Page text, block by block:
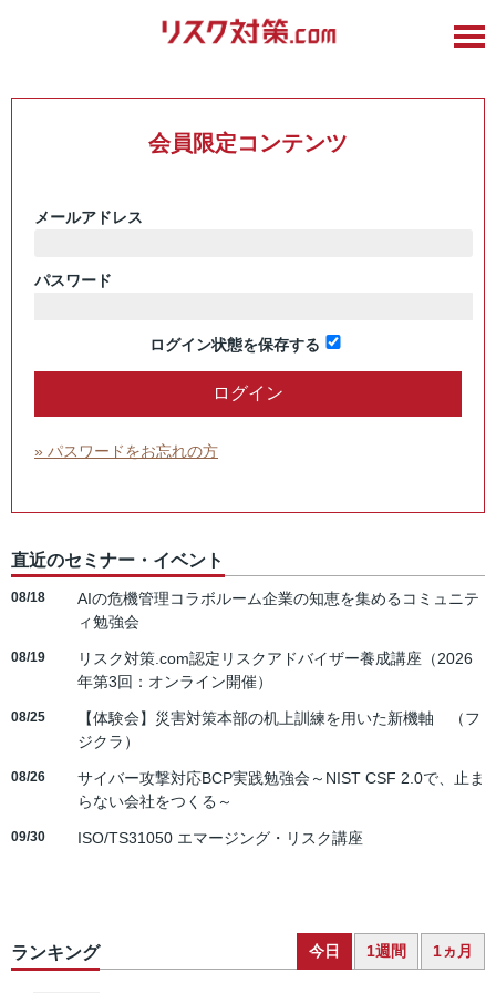
会員限定コンテンツ
メールアドレス
パスワード
ログイン状態を保存する
» パスワードをお忘れの方
直近のセミナー・イベント
08/18
AIの危機管理コラボルーム企業の知恵を集めるコミュニテ
ィ勉強会
08/19
リスク対策.com認定リスクアドバイザー養成講座（2026
年第3回：オンライン開催）
08/25
【体験会】災害対策本部の机上訓練を用いた新機軸 （フ
ジクラ）
08/26
サイバー攻撃対応BCP実践勉強会～NIST CSF 2.0で、止ま
らない会社をつくる～
09/30 ISO/TS31050 エマージング・リスク講座
ランキング 今日 1週間 1ヵ月